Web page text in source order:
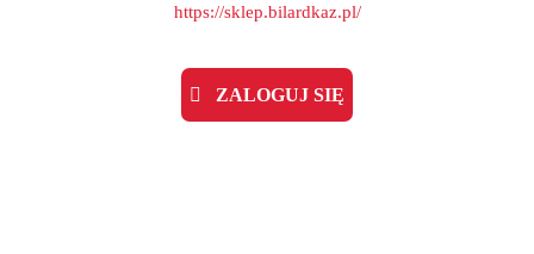
https://sklep.bilardkaz.pl/
ZALOGUJ SIĘ